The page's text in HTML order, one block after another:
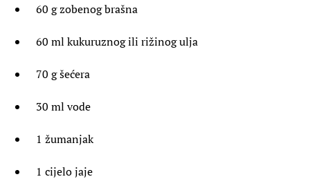
60 g zobenog brašna
60 ml kukuruznog ili rižinog ulja
70 g šećera
30 ml vode
1 žumanjak
1 cijelo jaje